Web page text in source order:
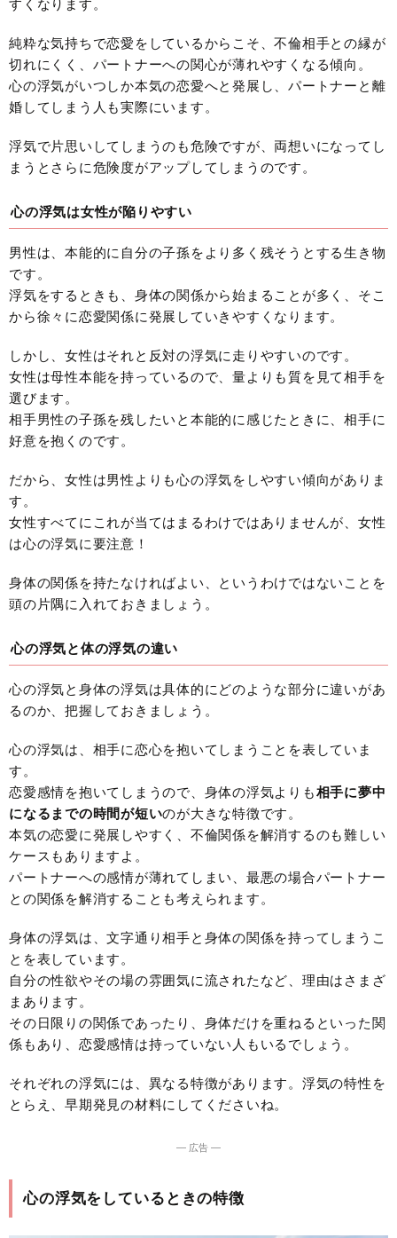
すくなります。
純粋な気持ちで恋愛をしているからこそ、不倫相手との縁が
切れにくく、パートナーへの関心が薄れやすくなる傾向。
心の浮気がいつしか本気の恋愛へと発展し、パートナーと離
婚してしまう人も実際にいます。
浮気で片思いしてしまうのも危険ですが、両想いになってし
まうとさらに危険度がアップしてしまうのです。
心の浮気は女性が陥りやすい
男性は、本能的に自分の子孫をより多く残そうとする生き物
です。
浮気をするときも、身体の関係から始まることが多く、そこ
から徐々に恋愛関係に発展していきやすくなります。
しかし、女性はそれと反対の浮気に走りやすいのです。
女性は母性本能を持っているので、量よりも質を見て相手を
選びます。
相手男性の子孫を残したいと本能的に感じたときに、相手に
好意を抱くのです。
だから、女性は男性よりも心の浮気をしやすい傾向がありま
す。
女性すべてにこれが当てはまるわけではありませんが、女性
は心の浮気に要注意！
身体の関係を持たなければよい、というわけではないことを
頭の片隅に入れておきましょう。
心の浮気と体の浮気の違い
心の浮気と身体の浮気は具体的にどのような部分に違いがあ
るのか、把握しておきましょう。
心の浮気は、相手に恋心を抱いてしまうことを表していま
す。
恋愛感情を抱いてしまうので、身体の浮気よりも相手に夢中
になるまでの時間が短いのが大きな特徴です。
本気の恋愛に発展しやすく、不倫関係を解消するのも難しい
ケースもありますよ。
パートナーへの感情が薄れてしまい、最悪の場合パートナー
との関係を解消することも考えられます。
身体の浮気は、文字通り相手と身体の関係を持ってしまうこ
とを表しています。
自分の性欲やその場の雰囲気に流されたなど、理由はさまざ
まあります。
その日限りの関係であったり、身体だけを重ねるといった関
係もあり、恋愛感情は持っていない人もいるでしょう。
それぞれの浮気には、異なる特徴があります。浮気の特性を
とらえ、早期発見の材料にしてくださいね。
― 広告 ―
心の浮気をしているときの特徴